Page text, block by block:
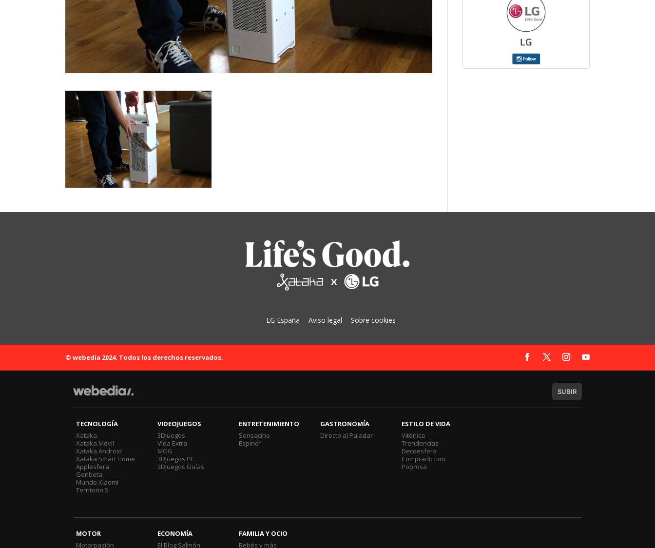
LG España Aviso legal Sobre cookies
© webedia 2024. Todos los derechos reservados.
SUBIR
TECNOLOGÍA
Xataka
Xataka Móvil
Xataka Android
Xataka Smart Home
Applesfera
Genbeta
Mundo Xiaomi
Territorio S
VIDEOJUEGOS
3DJuegos
Vida Extra
MGG
3DJuegos PC
3DJuegos Guías
ENTRETENIMIENTO
Sensacine
Espinof
GASTRONOMÍA
Directo al Paladar
ESTILO DE VIDA
Vitónica
Trendencias
Decoesfera
Compradiccion
Poprosa
MOTOR
Motorpasión
ECONOMÍA
El Blog Salmón
FAMILIA Y OCIO
Bebés y más